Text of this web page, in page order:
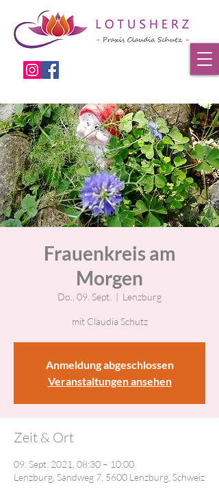
Frauenkreis am
Morgen
Do., 09. Sept.
  |
Lenzburg
mit Claudia Schutz
Anmeldung abgeschlossen
Veranstaltungen ansehen
Zeit & Ort
09. Sept. 2021, 08:30 – 10:00
Lenzburg, Sandweg 7, 5600 Lenzburg, Schweiz